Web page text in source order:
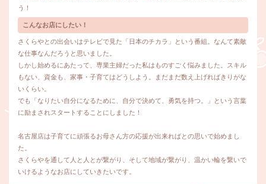
う！
こんなお店にしたい！
さくらやとの出会いはテレビで見た「日本のチカラ」という番組。なんて素敵
な仕事なんだろうと思いました。
しかし始めるにあたって、専業主婦だった私はものすごく悩みました。スキル
もない、資金も、家事・子育てはどうしよう。まだまだ数え上げればきりがな
いくらい。
でも「なりたい自分になるために、自分で決めて、勇気を持つ。」という言葉
に励まされスタートすることにしました！
名古屋店は子育てに頑張るお母さん方の応援が出来ればとの思いで始めまし
た。
さくらやを通して人と人とが繋がり、そして地域が繋がり、温かい輪を繋いで
いけるようなお店にしていきたいです。